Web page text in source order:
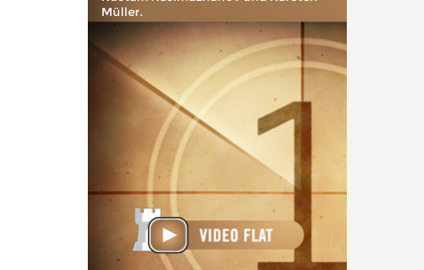
Müller.